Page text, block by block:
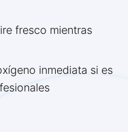
fresco mientras
inmediata si es